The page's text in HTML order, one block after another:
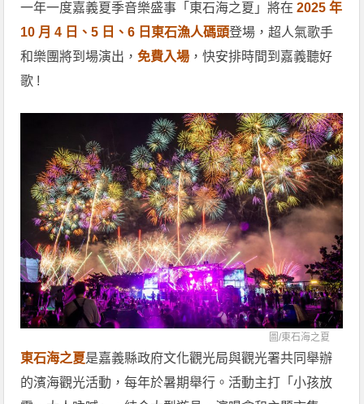
一年一度嘉義夏季音樂盛事「東石海之夏」將在2025 年
10 月 4 日、5 日、6 日東石漁人碼頭登場，超人氣歌手
和樂團將到場演出，免費入場 ，快安排時間到嘉義聽好
歌 !
圖/東石海之夏
東石海之夏是嘉義縣政府文化觀光局與觀光署共同舉辦
的濱海觀光活動，每年於暑期舉行。活動主打「小孩放